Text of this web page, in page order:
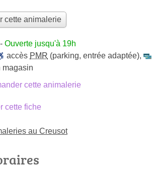
cette animalerie
- Ouverte jusqu'à 19h
accès PMR (parking, entrée adaptée),
magasin
cette animalerie
cette fiche
au Creusot